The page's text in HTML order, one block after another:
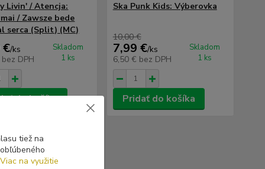
Livin' / Atencja:
/ Zawsze bede
serca (Split) (MC)
€/ks
bez DPH
Skladom
1 ks
do košíka
Ska Punk Kids: Výberovka
10,00 €
7,99 €/ks
6,50 € bez DPH
Skladom
1 ks
Pridať do košíka
tiež na
Viac na využitie